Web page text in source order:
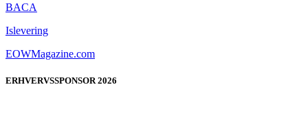
BACA
Islevering
EOWMagazine.com
ERHVERVSSPONSOR 2026